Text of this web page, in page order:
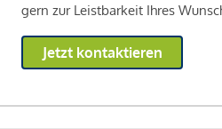
gern zur Leistbarkeit Ihres
Jetzt kontaktieren